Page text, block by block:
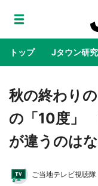
トップ Jタウン研
地域×二次元 絶景
アニ
ラボ
秋の終わり
の「10度」
が違うのは
ご当地テレビ視聴隊